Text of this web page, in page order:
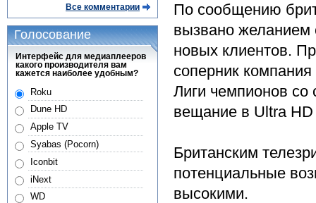
По сообщению
вызвано желанием
новых клиентов.
соперник
Лиги чемпионов со
вещание в Ultra
Британским
потенциальные
высокими.
Все комментарии
Голосование
Интерфейс для медиаплееров
какого производителя вам
кажется наиболее удобным?
Roku
Dune HD
Apple TV
Syabas (Pocorn)
Iconbit
iNext
WD